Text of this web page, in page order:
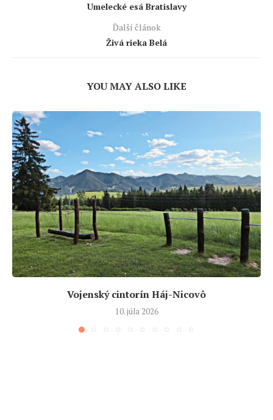
Umelecké esá Bratislavy
Ďalší článok
Živá rieka Belá
YOU MAY ALSO LIKE
Vojenský cintorín Háj-Nicovô
10. júla 2026